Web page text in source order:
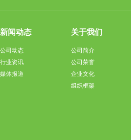
新闻动态
公司动态
行业资讯
媒体报道
关于我们
公司简介
公司荣誉
企业文化
组织框架